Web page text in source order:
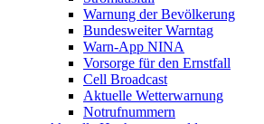
Warnung der Bevölkerung
Bundesweiter Warntag
Warn-App NINA
Vorsorge für den Ernstfall
Cell Broadcast
Aktuelle Wetterwarnung
Notrufnummern